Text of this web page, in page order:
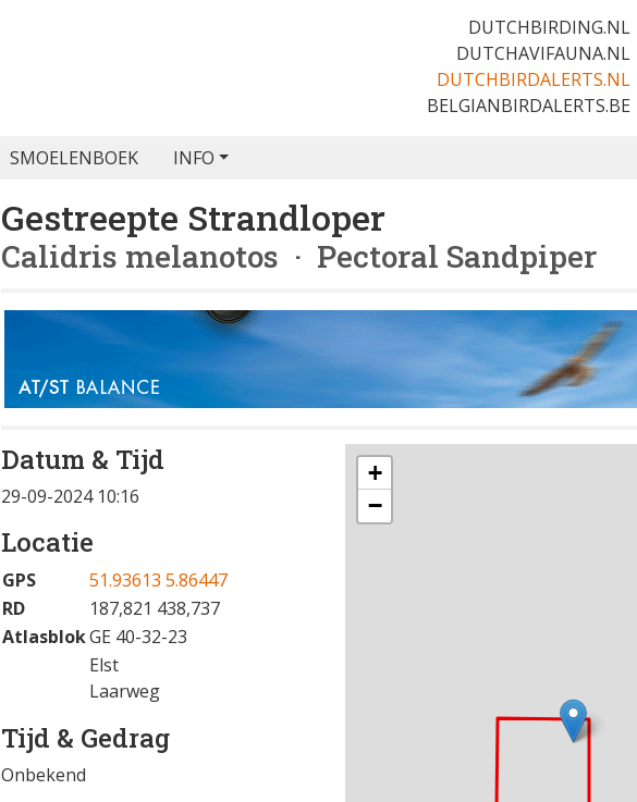
DUTCHBIRDING.NL
DUTCHAVIFAUNA.NL
DUTCHBIRDALERTS.NL
BELGIANBIRDALERTS.BE
SMOELENBOEK INFO
Gestreepte Strandloper
Calidris melanotos · Pectoral Sandpiper
Datum & Tijd
29-09-2024 10:16
Locatie
GPS
51.93613 5.86447
RD
187,821 438,737
AtlasblokGE 40-32-23
Elst
Laarweg
Tijd & Gedrag
Onbekend
+
−